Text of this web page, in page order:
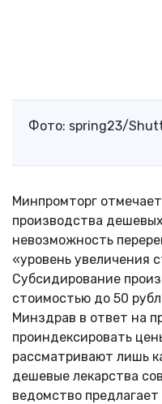
Фото: spring23/
Минпромторг
производства
невозможность
«уровень увеличения
Субсидирование
стоимостью до 50
Минздрав в ответ на
проиндексировать
рассматривают лишь
дешевые лекарства
ведомство